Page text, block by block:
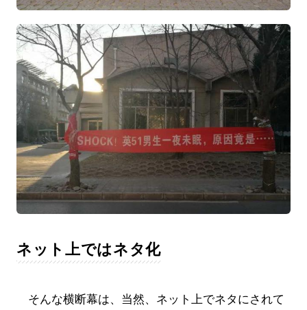
ネット上ではネタ化
そんな横断幕は、当然、ネット上でネタにされて